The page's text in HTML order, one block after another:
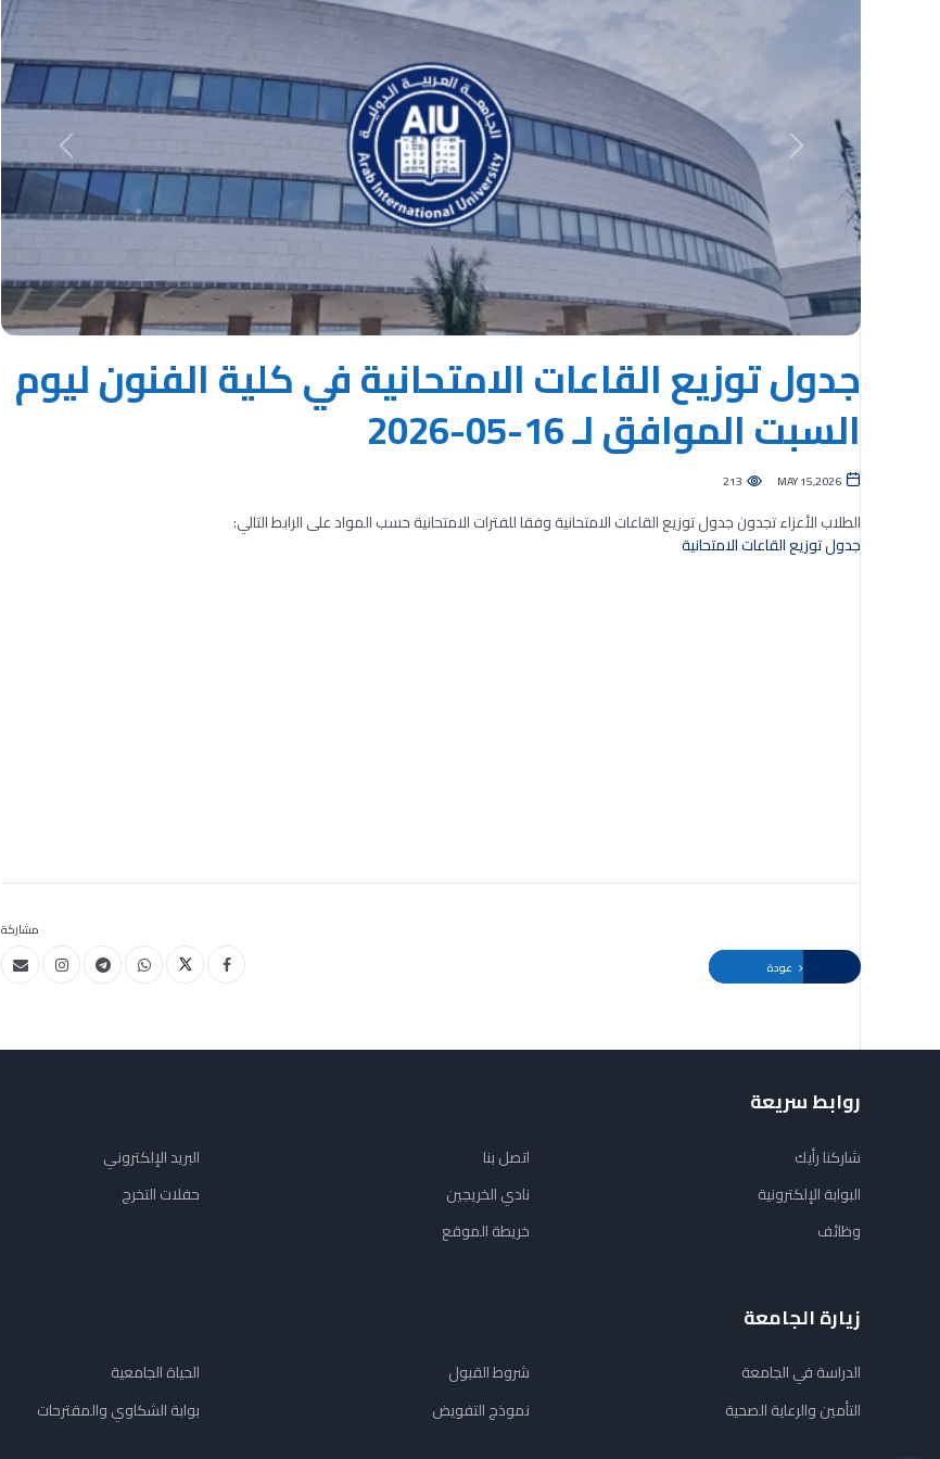
Previous
Next
جدول توزيع القاعات الامتحانية في كلية الفنون ليوم
السبت الموافق لـ 16-05-2026
MAY 15,2026
213
الطلاب الأعزاء تجدون جدول توزيع القاعات الامتحانية وفقا للفترات الامتحانية حسب المواد على الرابط التالي:
جدول توزيع القاعات الامتحانية
مشاركة
روابط سريعة
شاركنا رأيك
البوابة الإلكترونية
وظائف
اتصل بنا
نادي الخريجين
خريطة الموقع
البريد الإلكتروني
حفلات التخرج
زيارة الجامعة
الدراسة في الجامعة
التأمين والرعاية الصحية
شروط القبول
نموذج التفويض
الحياة الجامعية
بوابة الشكاوي والمقترحات